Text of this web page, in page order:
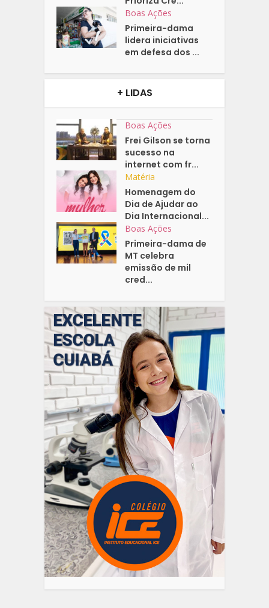
Boas Ações
Primeira-dama
lidera iniciativas
em defesa dos ...
+ LIDAS
Boas Ações
Frei Gilson se torna
sucesso na
internet com fr...
Matéria
Homenagem do
Dia de Ajudar ao
Dia Internacional...
Boas Ações
Primeira-dama de
MT celebra
emissão de mil
cred...